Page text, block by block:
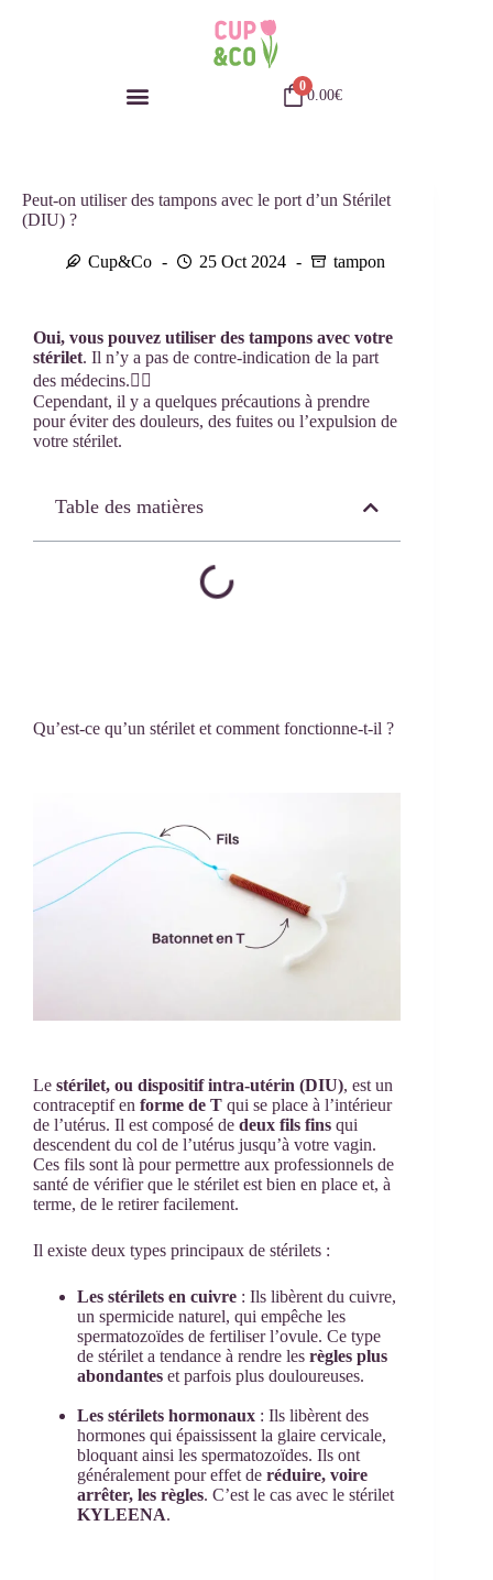
0
0.00€
Peut-on utiliser des tampons avec le port d’un Stérilet
(DIU) ?
Cup&Co 25 Oct 2024 tampon
Oui, vous pouvez utiliser des tampons avec votre
stérilet. Il n’y a pas de contre-indication de la part
des médecins.👩‍⚕️
Cependant, il y a quelques précautions à prendre
pour éviter des douleurs, des fuites ou l’expulsion de
votre stérilet.
Table des matières
Qu’est-ce qu’un stérilet et comment fonctionne-t-il ?
Le stérilet, ou dispositif intra-utérin (DIU), est un
contraceptif en forme de T qui se place à l’intérieur
de l’utérus. Il est composé de deux fils fins qui
descendent du col de l’utérus jusqu’à votre vagin.
Ces fils sont là pour permettre aux professionnels de
santé de vérifier que le stérilet est bien en place et, à
terme, de le retirer facilement.
Il existe deux types principaux de stérilets :
Les stérilets en cuivre : Ils libèrent du cuivre,
un spermicide naturel, qui empêche les
spermatozoïdes de fertiliser l’ovule. Ce type
de stérilet a tendance à rendre les règles plus
abondantes et parfois plus douloureuses.
Les stérilets hormonaux : Ils libèrent des
hormones qui épaississent la glaire cervicale,
bloquant ainsi les spermatozoïdes. Ils ont
généralement pour effet de réduire, voire
arrêter, les règles. C’est le cas avec le stérilet
KYLEENA.